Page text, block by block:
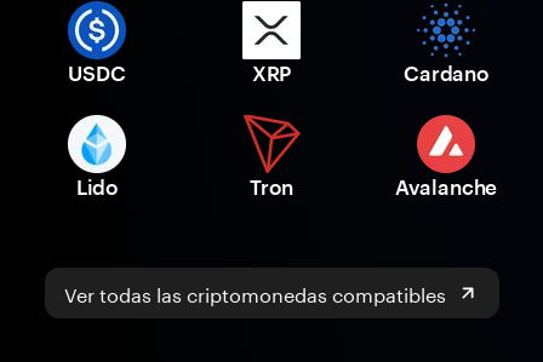
USDC XRP Cardano
Lido Tron Avalanche
Ver todas las criptomonedas compatibles